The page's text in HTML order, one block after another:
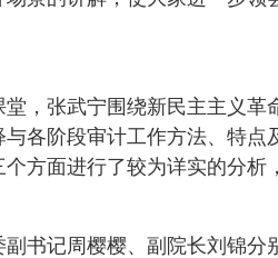
堂，张武宁围绕新民主主义
各阶段审计工作方法、特
个方面进行了较为详实的分
副书记周樱樱、副院长刘锦